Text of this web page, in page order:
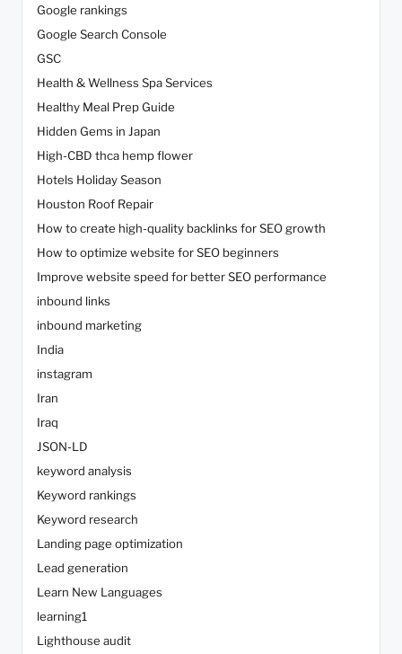
Google rankings
Google Search Console
GSC
Health & Wellness Spa Services
Healthy Meal Prep Guide
Hidden Gems in Japan
High-CBD thca hemp flower
Hotels Holiday Season
Houston Roof Repair
How to create high-quality backlinks for SEO growth
How to optimize website for SEO beginners
Improve website speed for better SEO performance
inbound links
inbound marketing
India
instagram
Iran
Iraq
JSON-LD
keyword analysis
Keyword rankings
Keyword research
Landing page optimization
Lead generation
Learn New Languages
learning1
Lighthouse audit